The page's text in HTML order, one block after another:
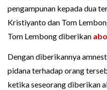
pengampunan kepada dua
Kristiyanto dan Tom
Tom Lembong diberikan
Dengan diberikannya
pidana terhadap orang
ketika seseorang diberikan